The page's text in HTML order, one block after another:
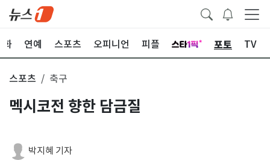
화 연예 스포츠 오피니언 피플 포토 TV
스포츠 축구
멕시코전 향한 담금질
박지혜 기자